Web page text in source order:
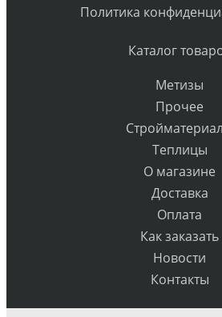
Политика
Каталог
Метизы
Прочее
Теплицы
О магазине
Доставка
Оплата
Как заказать
Новости
Контакты